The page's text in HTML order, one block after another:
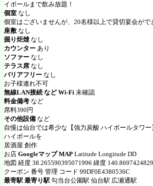
イボールまで飲み放題！
個室 なし
個室はございませんが、20名様以上で貸切宴会が
座敷 なし
掘り炬燵 なし
カウンター あり
ソファー なし
テラス席 なし
バリアフリー なし
お子様連れ不可
無線LAN接続 など Wi-Fi 未確認
料金備考 など
席料390円
その他設備 など
自慢は仙台では希少な【強力炭酸 ハイボールタワ
ハイボールを
居酒屋 創作
お店 Googleマップ MAP Latitude Longitude DD
地図 経度 38.265590395071996 緯度
クーポン 番号 管理 コード 99DF0E4380536C
最寄駅 最寄り駅 勾当台公園駅 仙台駅 広瀬通駅